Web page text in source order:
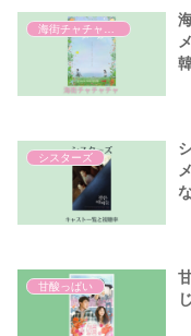
海街チャチャチャ
シスターズ
甘酸っぱい